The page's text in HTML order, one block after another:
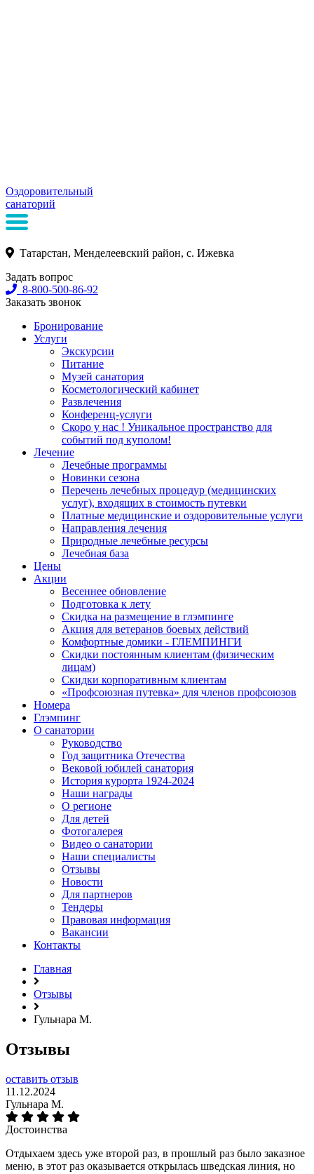
Оздоровительный
санаторий
Татарстан, Менделеевский район, с. Ижевка
Задать вопрос
8-800-500-86-92
Заказать звонок
Бронирование
Услуги
Экскурсии
Питание
Музей санатория
Косметологический кабинет
Развлечения
Конференц-услуги
Скоро у нас ! Уникальное пространство для
событий под куполом!
Лечение
Лечебные программы
Новинки сезона
Перечень лечебных процедур (медицинских
услуг), входящих в стоимость путевки
Платные медицинские и оздоровительные услуги
Направления лечения
Природные лечебные ресурсы
Лечебная база
Цены
Акции
Весеннее обновление
Подготовка к лету
Скидка на размещение в глэмпинге
Акция для ветеранов боевых действий
Комфортные домики - ГЛЕМПИНГИ
Скидки постоянным клиентам (физическим
лицам)
Скидки корпоративным клиентам
«Профсоюзная путевка» для членов профсоюзов
Номера
Глэмпинг
О санатории
Руководство
Год защитника Отечества
Вековой юбилей санатория
История курорта 1924-2024
Наши награды
О регионе
Для детей
Фотогалерея
Видео о санатории
Наши специалисты
Отзывы
Новости
Для партнеров
Тендеры
Правовая информация
Вакансии
Контакты
Главная
Отзывы
Гульнара М.
Отзывы
оставить отзыв
11.12.2024
Гульнара М.
Достоинства
Отдыхаем здесь уже второй раз, в прошлый раз было заказное
меню, в этот раз оказывается открылась шведская линия, но